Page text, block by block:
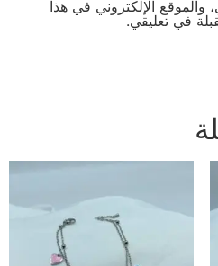
والموقع الإلكتروني في هذا
في تعليقي.